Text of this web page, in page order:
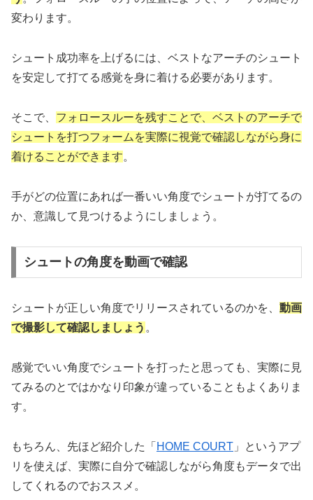
変わります。
シュート成功率を上げるには、ベストなアーチのシュート
を安定して打てる感覚を身に着ける必要があります。
そこで、 フォロースルーを残すことで、ベストのアーチで
シュートを打つフォームを実際に視覚で確認しながら身に
着けることができます。
手がどの位置にあれば一番いい角度でシュートが打てるの
か、意識して見つけるようにしましょう。
シュートの角度を動画で確認
シュートが正しい角度でリリースされているのかを、 動画
で撮影して確認しましょう 。
感覚でいい角度でシュートを打ったと思っても、実際に見
てみるのとではかなり印象が違っていることもよくありま
す。
もちろん、先ほど紹介した「 HOME COURT 」というアプ
リを使えば、実際に自分で確認しながら角度もデータで出
してくれるのでおススメ。